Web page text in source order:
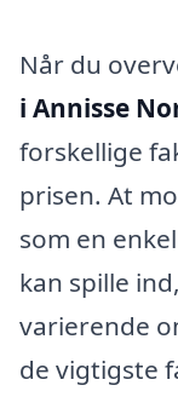
Når du
i Annisse
forskellige
prisen. At
som en
kan spille
varierende
de vigtigste